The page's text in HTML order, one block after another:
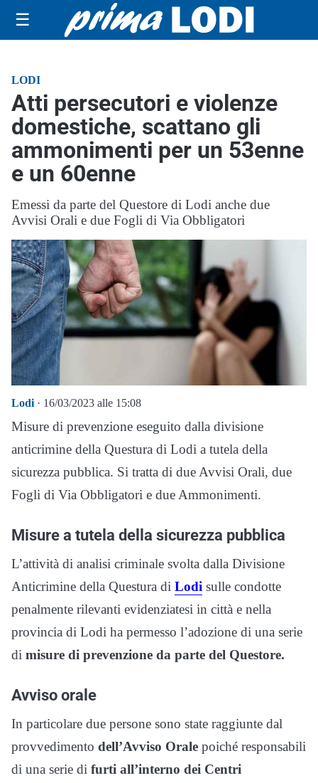
☰
LODI
Atti persecutori e violenze
domestiche, scattano gli
ammonimenti per un 53enne
e un 60enne
Emessi da parte del Questore di Lodi anche due
Avvisi Orali e due Fogli di Via Obbligatori
Lodi · 16/03/2023 alle 15:08
Misure di prevenzione eseguito dalla divisione
anticrimine della Questura di Lodi a tutela della
sicurezza pubblica. Si tratta di due Avvisi Orali, due
Fogli di Via Obbligatori e due Ammonimenti.
Misure a tutela della sicurezza pubblica
L’attività di analisi criminale svolta dalla Divisione
Anticrimine della Questura di Lodi sulle condotte
penalmente rilevanti evidenziatesi in città e nella
provincia di Lodi ha permesso l’adozione di una serie
di misure di prevenzione da parte del Questore.
Avviso orale
In particolare due persone sono state raggiunte dal
provvedimento dell’Avviso Orale poiché responsabili
di una serie di furti all’interno dei Centri